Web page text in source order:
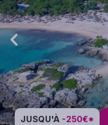
JUSQU'À -250€*